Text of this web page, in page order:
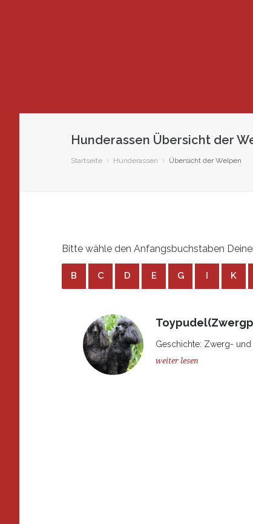
Hunderassen Übersicht der
Startseite Hunderassen Übersicht der Welpen
Bitte wähle den Anfangsbuchstaben
B C D E G I K
Geschichte: Zwerg- und
weiter lesen